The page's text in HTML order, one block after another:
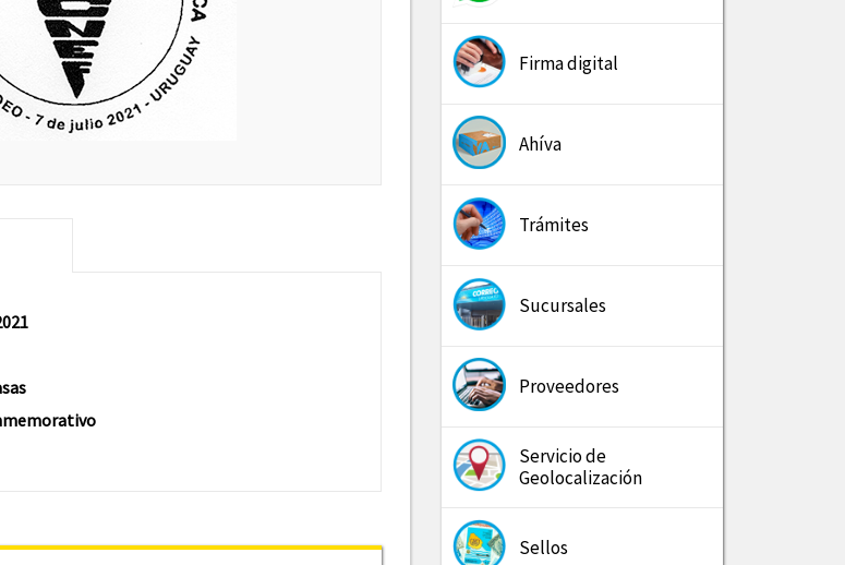
Firma digital
Ahíva
Trámites
Sucursales
Proveedores
Servicio de
Geolocalización
Sellos